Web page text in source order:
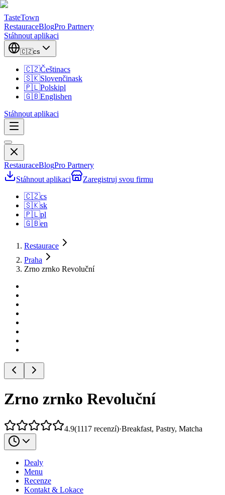
TasteTown
RestauraceBlogPro Partnery
Stáhnout aplikaci
🇨🇿cs
🇨🇿Češtinacs
🇸🇰Slovenčinask
🇵🇱Polskipl
🇬🇧Englishen
Stáhnout aplikaci
RestauraceBlogPro Partnery
Stáhnout aplikaci
Zaregistruj svou firmu
🇨🇿cs
🇸🇰sk
🇵🇱pl
🇬🇧en
Restaurace
Praha
Zrno zrnko Revoluční
Zrno zrnko Revoluční
4.9(1117 recenzí)·Breakfast, Pastry, Matcha
Dealy
Menu
Recenze
Kontakt & Lokace